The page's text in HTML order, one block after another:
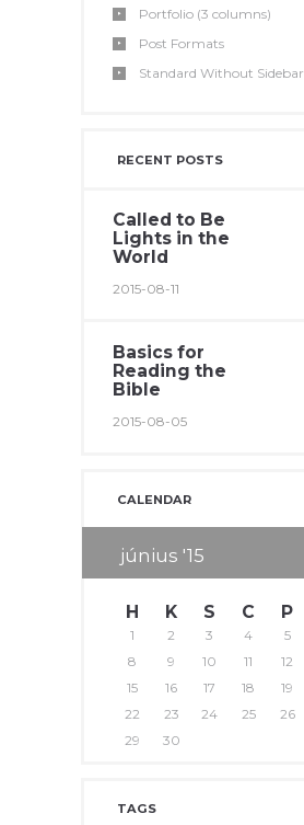
Portfolio (3 columns)
Post Formats
Standard Without Sidebar
RECENT POSTS
Called to Be
Lights in the
World
2015-08-11
Basics for
Reading the
Bible
2015-08-05
CALENDAR
június 15
H K S C P
1 2 3 4 5
8
9 10 11 12
15
16 17 18 19
22
23 24 25 26
29
30
TAGS